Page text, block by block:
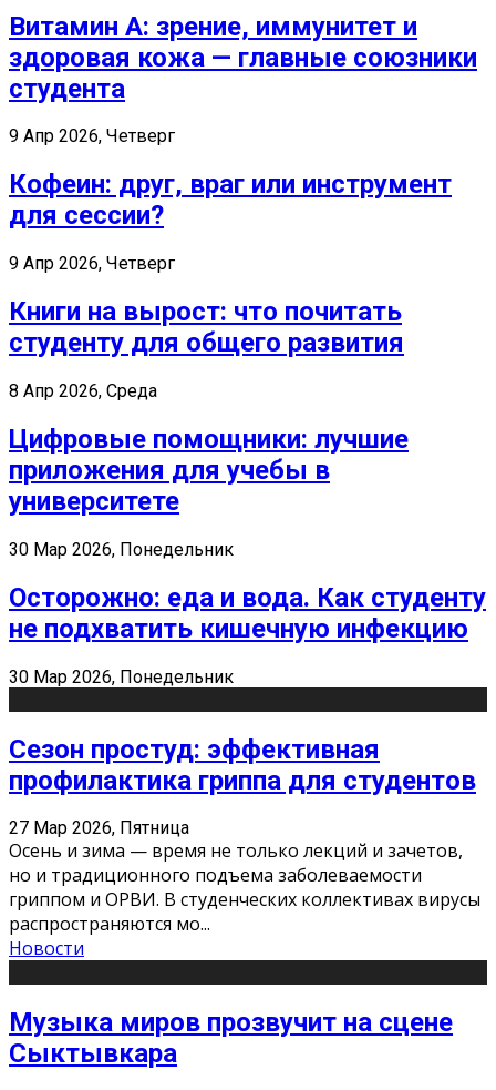
Витамин А: зрение, иммунитет и
здоровая кожа — главные союзники
студента
9 Апр 2026, Четверг
Кофеин: друг, враг или инструмент
для сессии?
9 Апр 2026, Четверг
Книги на вырост: что почитать
студенту для общего развития
8 Апр 2026, Среда
Цифровые помощники: лучшие
приложения для учебы в
университете
30 Мар 2026, Понедельник
Осторожно: еда и вода. Как студенту
не подхватить кишечную инфекцию
30 Мар 2026, Понедельник
Сезон простуд: эффективная
профилактика гриппа для студентов
27 Мар 2026, Пятница
Осень и зима — время не только лекций и зачетов,
но и традиционного подъема заболеваемости
гриппом и ОРВИ. В студенческих коллективах вирусы
распространяются мо...
Новости
Музыка миров прозвучит на сцене
Сыктывкара